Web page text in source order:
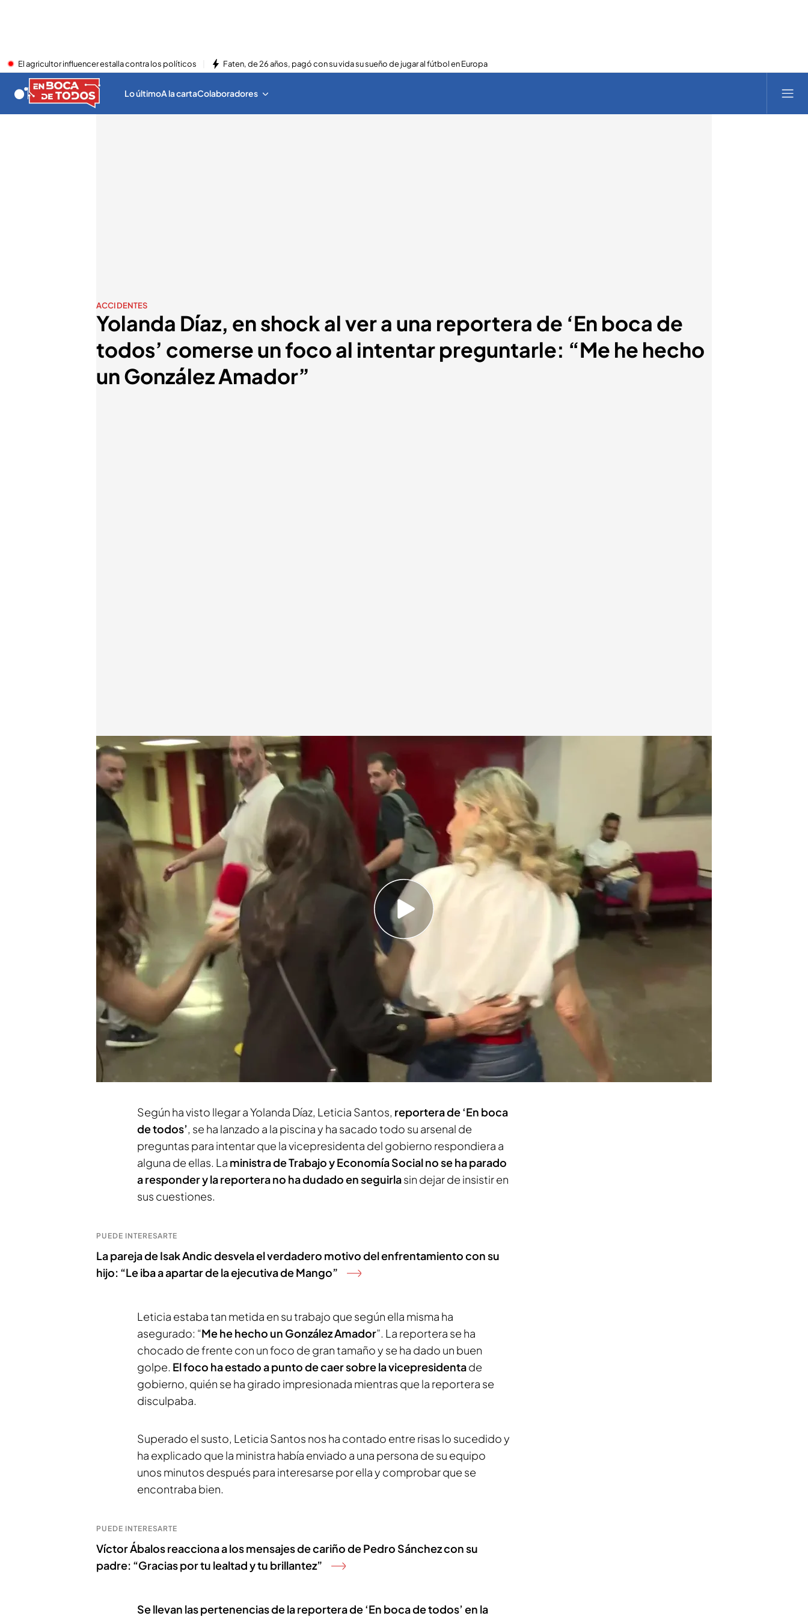
El agricultor influencer estalla contra los políticos Faten, de 26 años, pagó con su vida su sueño de jugar al fútbol en Europa
Lo últimoA la cartaColaboradores
ACCIDENTES
Yolanda Díaz, en shock al ver a una reportera de ‘En boca de
todos’ comerse un foco al intentar preguntarle: “Me he hecho
un González Amador”
Imagen del momento del golpazo de la reportera de 'En boca de todos'
En boca de todos
03 JUL 2026 - 13:32h.
Leticia Santos se da un buen golpe al intentar preguntarle a la ministra
de Trabajo por Pedro Sánchez
En exclusiva | El aterrador relato y las imágenes de la tortura de la
supuesta víctima del hermano de Antonio Anglés: “No he sentido
tanto dolor en mi vida”
Compartir
Metida de lleno en su labor de capturar la noticia,Leticia Santos
no se ha
percatado de la presencia de unfoco de gran tamañoen mitad de su
camino y se lo ha llevado por delante
. Yolanda Díaz se ha quedado en
shock ante el fuerte impacto y aunque, en un primer momento se ha
ha enviado a una persona de su equipo para interesarse por el
de la reportera de ‘En boca de todos’.
Según ha visto llegar a Yolanda Díaz, Leticia Santos, reportera de ‘En boca
de todos’, se ha lanzado a la piscina y ha sacado todo su arsenal de
preguntas para intentar que la vicepresidenta del gobierno respondiera a
alguna de ellas. La ministra de Trabajo y Economía Social no se ha parado
a responder y la reportera no ha dudado en seguirlasin dejar de insistir en
sus cuestiones.
PUEDE INTERESARTE
La pareja de Isak Andic desvela el verdadero motivo del enfrentamiento con su
hijo: “Le iba a apartar de la ejecutiva de Mango”
Leticia estaba tan metida en su trabajo que según ella misma ha
asegurado: “Me he hecho un González Amador”. La reportera se ha
chocado de frente con un foco de gran tamaño y se ha dado un buen
golpe. El foco ha estado a punto de caer sobre la vicepresidentade
gobierno, quién se ha girado impresionada mientras que la reportera se
disculpaba.
Superado el susto, Leticia Santos nos ha contado entre risas lo sucedido y
ha explicado que la ministra había enviado a una persona de su equipo
unos minutos después para interesarse por ella y comprobar que se
encontraba bien.
PUEDE INTERESARTE
Víctor Ábalos reacciona a los mensajes de cariño de Pedro Sánchez con su
padre: “Gracias por tu lealtad y tu brillantez”
Se llevan las pertenencias de la reportera de ‘En boca de todos’ en la